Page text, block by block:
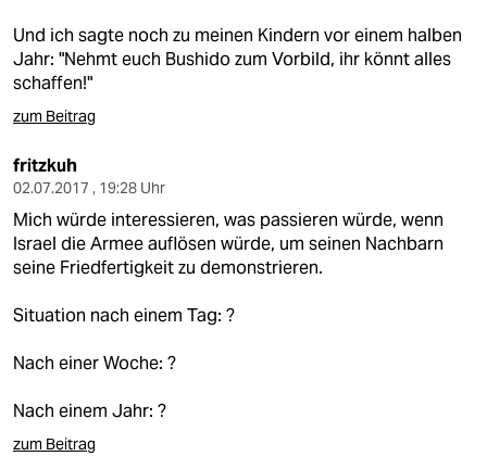
Und ich sagte noch zu meinen Kindern vor einem halben
Jahr: "Nehmt euch Bushido zum Vorbild, ihr könnt alles
schaffen!"
zum Beitrag
fritzkuh
02.07.2017 , 19:28 Uhr
Mich würde interessieren, was passieren würde, wenn
Israel die Armee auflösen würde, um seinen Nachbarn
seine Friedfertigkeit zu demonstrieren.
Situation nach einem Tag: ?
Nach einer Woche: ?
Nach einem Jahr: ?
zum Beitrag